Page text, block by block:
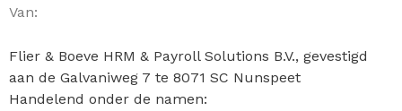
Van:
Flier & Boeve HRM & Payroll Solutions B.V., gevestigd
aan de Galvaniweg 7 te 8071 SC Nunspeet
Handelend onder de namen: